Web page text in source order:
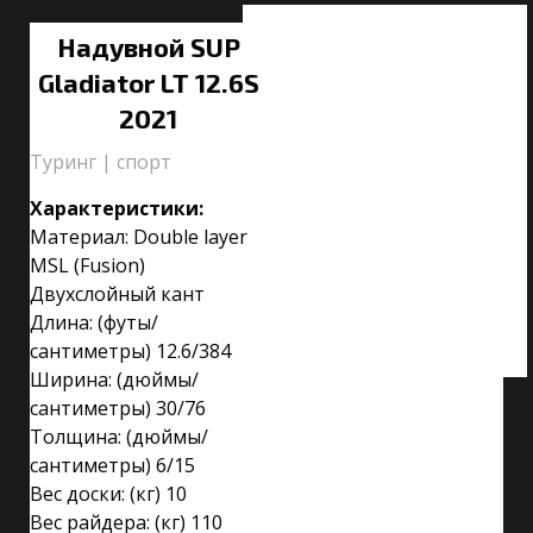
Надувной SUP
Gladiator LT 12.6S
2021
Туринг | спорт
Характеристики:
Материал: Double layer
MSL (Fusion)
Двухслойный кант
Длина: (футы/
сантиметры) 12.6/384
Ширина: (дюймы/
сантиметры) 30/76
Толщина: (дюймы/
сантиметры) 6/15
Вес доски: (кг) 10
Вес райдера: (кг) 110